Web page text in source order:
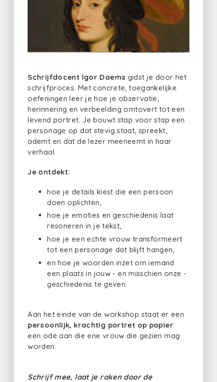
Schrijfdocent Igor Daems gidst je door het
schrijfproces. Met concrete, toegankelijke
oefeningen leer je hoe je observatie,
herinnering en verbeelding omtovert tot een
levend portret. Je bouwt stap voor stap een
personage op dat stevig staat, spreekt,
ademt en dat de lezer meeneemt in haar
verhaal.
Je ontdekt:
hoe je details kiest die een persoon
doen oplichten,
hoe je emoties en geschiedenis laat
resoneren in je tekst,
hoe je een echte vrouw transformeert
tot een personage dat blijft hangen,
en hoe je woorden inzet om iemand
een plaats in jouw - en misschien onze -
geschiedenis te geven.
Aan het einde van de workshop staat er een
persoonlijk, krachtig portret op papier:
een ode aan die ene vrouw die gezien mag
worden.
Schrijf mee, laat je raken door de